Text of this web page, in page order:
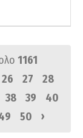
1161
26 27
28
38 39
40
50 ›